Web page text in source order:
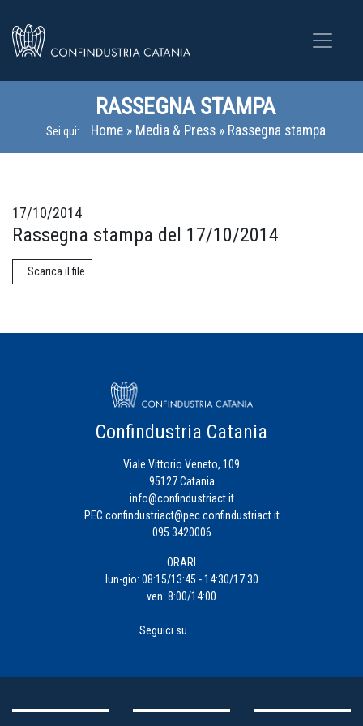
RASSEGNA STAMPA
Sei qui: Home» Media & Press» Rassegna stampa
17/10/2014
Rassegna stampa del 17/10/2014
Scarica il file
Confindustria Catania
Viale Vittorio Veneto, 109
95127 Catania
info@confindustriact.it
PEC confindustriact@pec.confindustriact.it
095 3420006
ORARI
lun-gio: 08:15/13:45 - 14:30/17:30
ven: 8:00/14:00
Seguici su